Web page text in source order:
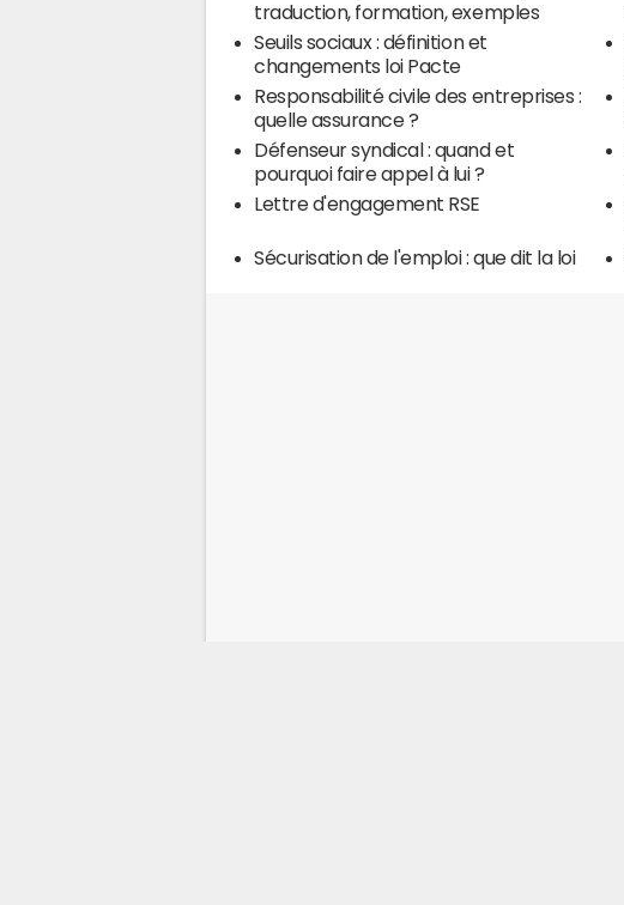
traduction, formation, exemples
Seuils sociaux : définition et
changements loi Pacte
Responsabilité civile des entreprises :
quelle assurance ?
Défenseur syndical : quand et
pourquoi faire appel à lui ?
Lettre d'engagement RSE
Sécurisation de l'emploi : que dit la loi